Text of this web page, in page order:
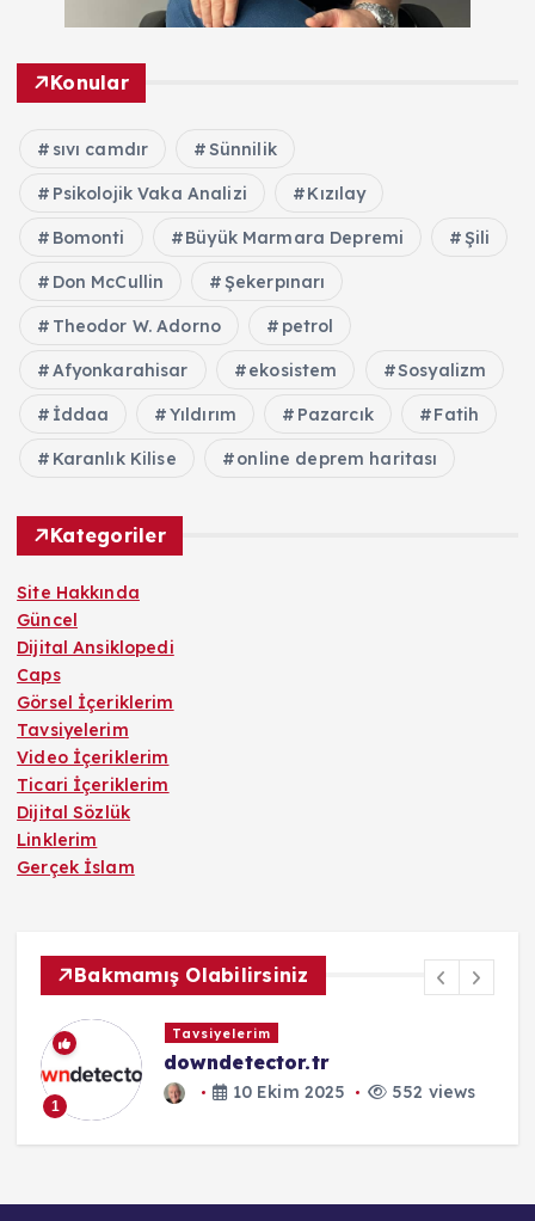
Konular
sıvı camdır Sünnilik
Psikolojik Vaka Analizi Kızılay
Bomonti Büyük Marmara Depremi Şili
Don McCullin Şekerpınarı
Theodor W. Adorno petrol
Afyonkarahisar ekosistem Sosyalizm
İddaa Yıldırım Pazarcık Fatih
Karanlık Kilise online deprem haritası
Kategoriler
Site Hakkında
Güncel
Dijital Ansiklopedi
Caps
Görsel İçeriklerim
Tavsiyelerim
Video İçeriklerim
Ticari İçeriklerim
Dijital Sözlük
Linklerim
Gerçek İslam
Bakmamış Olabilirsiniz
1
Tavsiyelerim
downdetector.tr
10 Ekim 2025 552 views